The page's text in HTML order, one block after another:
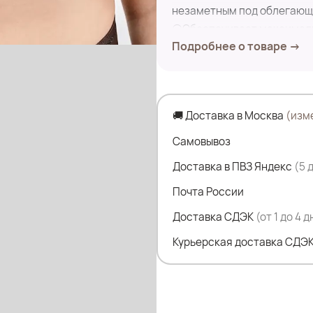
незаметным под
⚪Обеспечивает
обхват под грудью
Высота боковины-10 см
5XL
обхват под грудью
Высота боковины-10.5 см
Состав:
53,5% Нейлон
Подробнее о товаре →
🚚 Доставка в Москва
Самовывоз
Доставка в ПВЗ Яндекс (5
Почта России
Доставка СДЭК (от 1 до 4
Курьерская доставка